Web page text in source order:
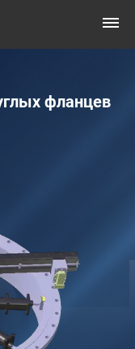
фланцев